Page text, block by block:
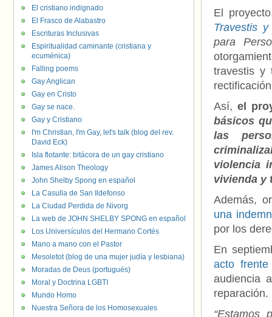
El
Travestis y
para
travestis y
Así, el
básicos
las
violencia
vivienda y
Además,
una
por los
En
acto
audiencia
reparación.
“Estamos
El cristiano indignado
El Frasco de Alabastro
Escrituras Inclusivas
Espiritualidad caminante (cristiana y
ecuménica)
Falling poems
Gay Anglican
Gay en Cristo
Gay se nace.
Gay y Cristiano
I'm Christian, I'm Gay, let's talk (blog del rev.
David Eck)
Isla flotante: bitácora de un gay cristiano
James Alison Theology
John Shelby Spong en español
La Casulla de San Ildefonso
La Ciudad Perdida de Nivorg
La web de JOHN SHELBY SPONG en español
Los Universículos del Hermano Cortés
Mano a mano con el Pastor
Mesoletot (blog de una mujer judía y lesbiana)
Moradas de Deus (portugués)
Moral y Doctrina LGBTI
Mundo Homo
Nuestra Señora de los Homosexuales